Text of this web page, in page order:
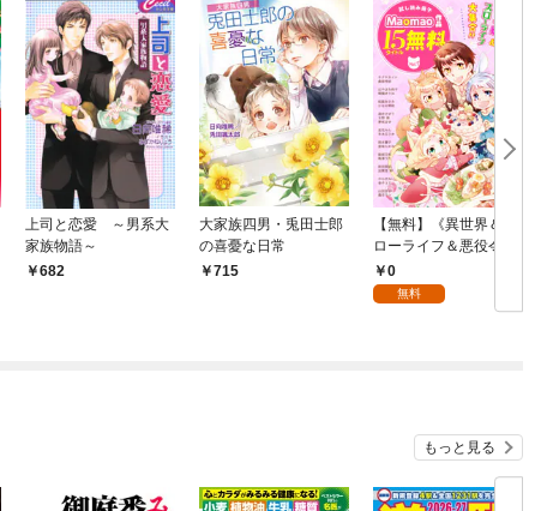
上司と恋愛 ～男系大
家族物語～
682
大家族四男・兎田士郎
の喜憂な日常
715
【無料】《異世界＆ス
ローライフ＆悪役令
嬢》が大集合！！ Mao
mao作品試し読み冊子
0
無料
もっと見る